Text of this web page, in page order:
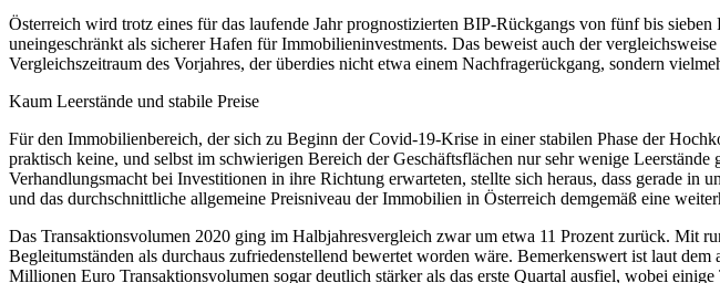
Österreich wird trotz eines für das laufende Jahr prognostizierten BIP-Rückgangs von fünf bis
uneingeschränkt als sicherer Hafen für Immobilieninvestments. Das beweist auch der
Vergleichszeitraum des Vorjahres, der überdies nicht etwa einem Nachfragerückgang, sondern
Kaum Leerstände und stabile Preise
Für den Immobilienbereich, der sich zu Beginn der Covid-19-Krise in einer stabilen Phase der
praktisch keine, und selbst im schwierigen Bereich der Geschäftsflächen nur sehr wenige
Verhandlungsmacht bei Investitionen in ihre Richtung erwarteten, stellte sich heraus, dass gerade
und das durchschnittliche allgemeine Preisniveau der Immobilien in Österreich demgemäß eine
Das Transaktionsvolumen 2020 ging im Halbjahresvergleich zwar um etwa 11 Prozent zurück. Mit
Begleitumständen als durchaus zufriedenstellend bewertet worden wäre. Bemerkenswert ist laut
Millionen Euro Transaktionsvolumen sogar deutlich stärker als das erste Quartal ausfiel, wobei